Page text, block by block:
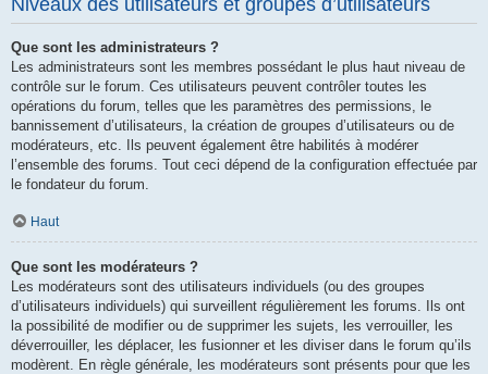
Que sont les administrateurs ?
Les administrateurs sont les membres possédant le plus haut niveau de
contrôle sur le forum. Ces utilisateurs peuvent contrôler toutes les
opérations du forum, telles que les paramètres des permissions, le
bannissement d’utilisateurs, la création de groupes d’utilisateurs ou de
modérateurs, etc. Ils peuvent également être habilités à modérer
l’ensemble des forums. Tout ceci dépend de la configuration effectuée par
le fondateur du forum.
Haut
Que sont les modérateurs ?
Les modérateurs sont des utilisateurs individuels (ou des groupes
d’utilisateurs individuels) qui surveillent régulièrement les forums. Ils ont
la possibilité de modifier ou de supprimer les sujets, les verrouiller, les
déverrouiller, les déplacer, les fusionner et les diviser dans le forum qu’ils
modèrent. En règle générale, les modérateurs sont présents pour que les